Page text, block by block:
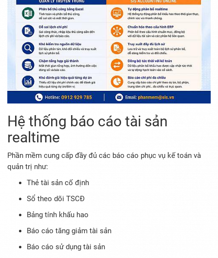
Hệ thống báo cáo tài sản
realtime
Phần mềm cung cấp đầy đủ các báo cáo phục vụ kế toán và
quản trị như:
Thẻ tài sản cố định
Sổ theo dõi TSCĐ
Bảng tính khấu hao
Báo cáo tăng giảm tài sản
Báo cáo sử dụng tài sản